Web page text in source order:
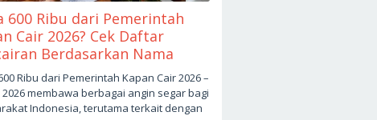
600 Ribu dari Pemerintah
Cair 2026? Cek Daftar
Berdasarkan Nama
oleh
Ribu dari Pemerintah Kapan Cair 2026 –
membawa berbagai angin segar bagi
Indonesia, terutama terkait dengan